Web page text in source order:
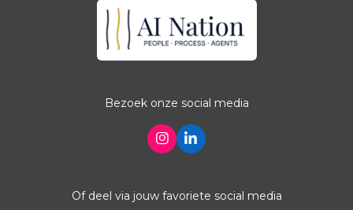
Bezoek onze social media
I
n
a
L
i
e
Of deel via jouw favoriete social media